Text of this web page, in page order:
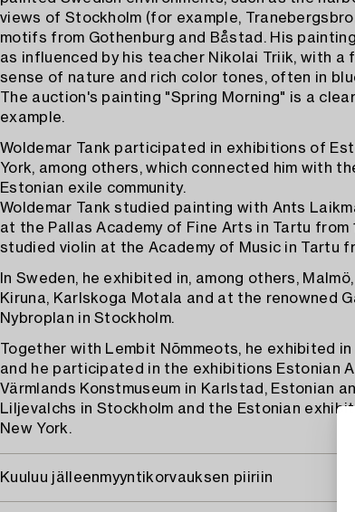
views of Stockholm (for example,
motifs from Gothenburg and Båstad. His
as influenced by his teacher Nikolai Triik, with a
sense of nature and rich color tones, often in
The auction's painting "Spring Morning" is a
example.
Woldemar Tank participated in exhibitions of
York, among others, which connected him with
Estonian exile community.
Woldemar Tank studied painting with Ants
at the Pallas Academy of Fine Arts in Tartu from
studied violin at the Academy of Music in Tartu
In Sweden, he exhibited in, among others,
Kiruna, Karlskoga Motala and at the renowned
Nybroplan in Stockholm.
Together with Lembit Nõmmeots, he exhibited in
and he participated in the exhibitions Estonian
Värmlands Konstmuseum in Karlstad, Estonian
Liljevalchs in Stockholm and the Estonian
New York.
Kuuluu jälleenmyyntikorvauksen piiriin